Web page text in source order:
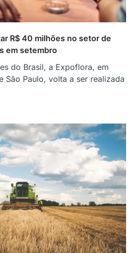
R$ 40 milhões no setor de
em setembro
do Brasil, a Expoflora, em
São Paulo, volta a ser realizada